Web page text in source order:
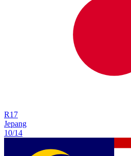
R17
Jepang
10/14